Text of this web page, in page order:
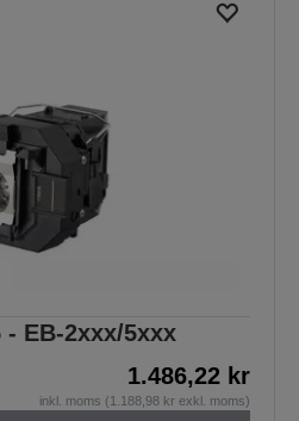
- EB-2xxx/5xxx
1.486,22 kr
inkl. moms (1.188,98 kr exkl. moms)